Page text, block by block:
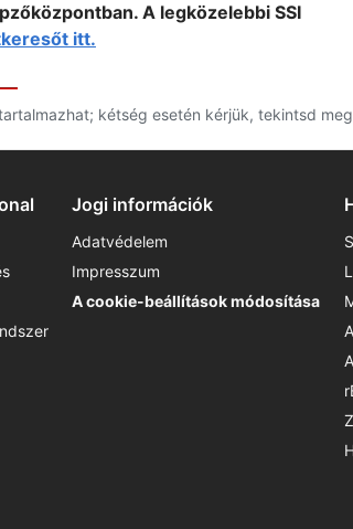
A legközelebbi SSI
itt.
kétség esetén kérjük, tekintsd meg
Jogi információk
Adatvédelem
Impresszum
A cookie-beállítások módosítása